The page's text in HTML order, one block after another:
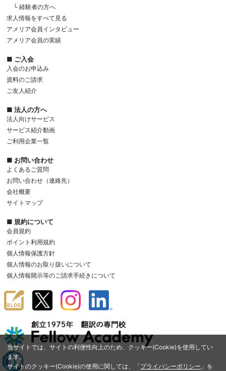
当サイトでは、サイトの利便性向上のため、クッキー(Cookie)を使用してい
ます。
サイトのクッキー(Cookie)の使用に関しては、「プライバシーポリシー 」を
└ 経験者の方へ
求人情報をすべて見る
アメリア会員インタビュー
アメリア会員の実績
■ ご入会
入会のお申込み
資料のご請求
ご友人紹介
■ 法人の方へ
法人向けサービス
サービス紹介動画
ご利用企業一覧
■ お問い合わせ
よくあるご質問
お問い合わせ（連絡先）
会社概要
サイトマップ
■ 規約について
会員規約
ポイント利用規約
個人情報保護方針
個人情報のお取り扱いについて
個人情報開示等のご請求手続きについて